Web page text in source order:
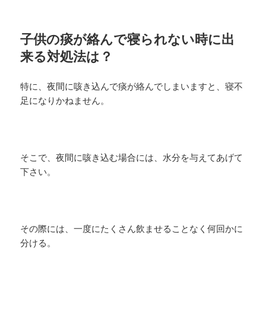
子供の痰が絡んで寝られない時に出
来る対処法は？
特に、夜間に咳き込んで痰が絡んでしまいますと、寝不
足になりかねません。
そこで、夜間に咳き込む場合には、水分を与えてあげて
下さい。
その際には、一度にたくさん飲ませることなく何回かに
分ける。